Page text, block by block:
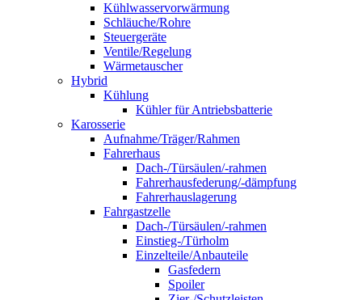
Kühlwasservorwärmung
Schläuche/Rohre
Steuergeräte
Ventile/Regelung
Wärmetauscher
Hybrid
Kühlung
Kühler für Antriebsbatterie
Karosserie
Aufnahme/Träger/Rahmen
Fahrerhaus
Dach-/Türsäulen/-rahmen
Fahrerhausfederung/-dämpfung
Fahrerhauslagerung
Fahrgastzelle
Dach-/Türsäulen/-rahmen
Einstieg-/Türholm
Einzelteile/Anbauteile
Gasfedern
Spoiler